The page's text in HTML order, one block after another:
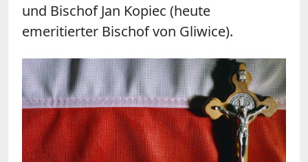
und Bischof Jan Kopiec (heute
emeritierter Bischof von Gliwice).